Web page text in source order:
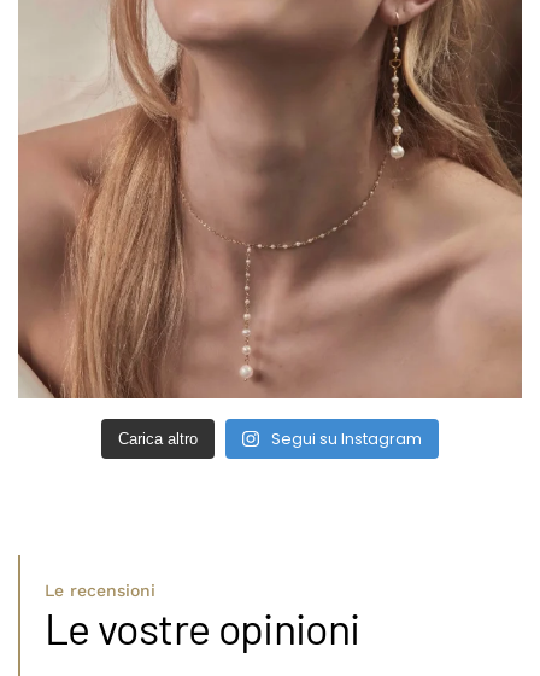
Carica altro Segui su Instagram
Le recensioni
Le vostre opinioni